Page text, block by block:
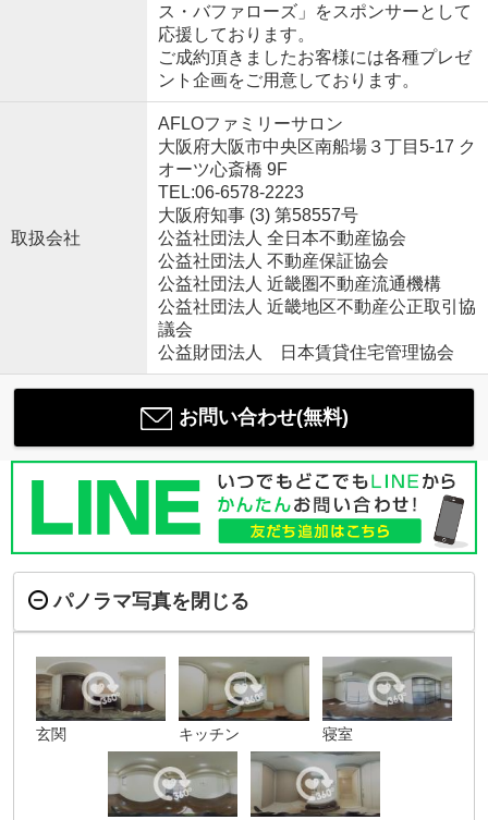
ス・バファローズ」をスポンサーとして
応援しております。
ご成約頂きましたお客様には各種プレゼ
ント企画をご用意しております。
取扱会社
AFLOファミリーサロン
大阪府大阪市中央区南船場３丁目5-17 ク
オーツ心斎橋 9F
TEL:06-6578-2223
大阪府知事 (3) 第58557号
公益社団法人 全日本不動産協会
公益社団法人 不動産保証協会
公益社団法人 近畿圏不動産流通機構
公益社団法人 近畿地区不動産公正取引協
議会
公益財団法人 日本賃貸住宅管理協会
お問い合わせ(無料)
パノラマ写真を閉じる
玄関 キッチン 寝室